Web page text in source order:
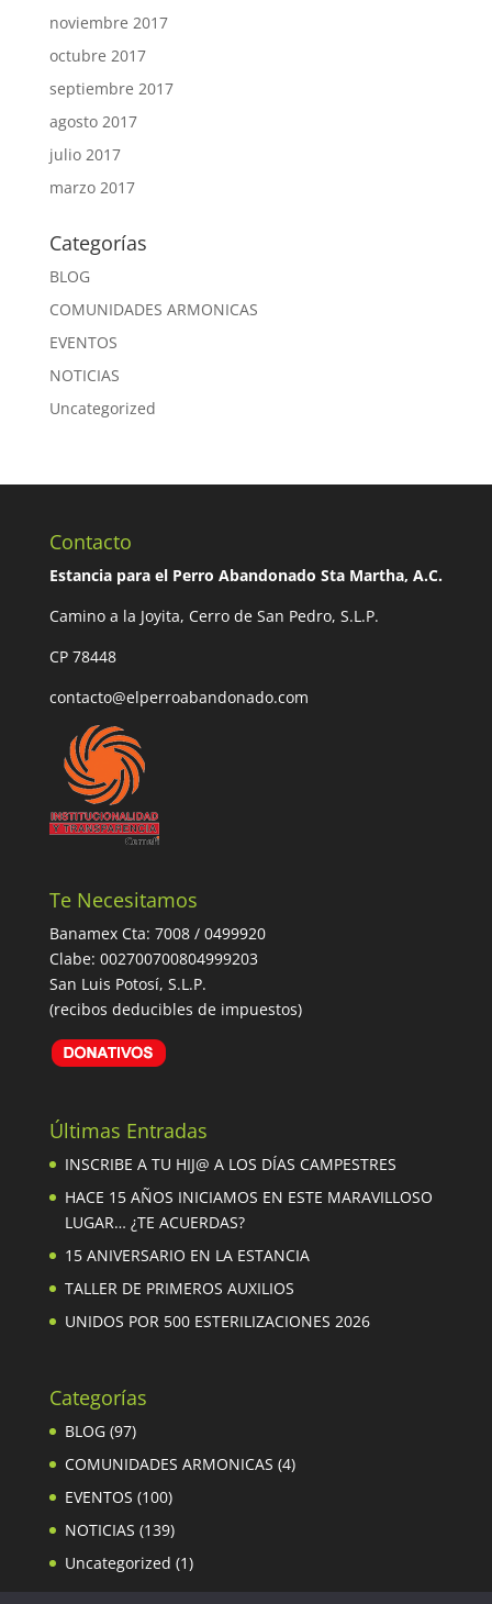
noviembre 2017
octubre 2017
septiembre 2017
agosto 2017
julio 2017
marzo 2017
Categorías
BLOG
COMUNIDADES ARMONICAS
EVENTOS
NOTICIAS
Uncategorized
Contacto
Estancia para el Perro Abandonado Sta Martha, A.C.
Camino a la Joyita, Cerro de San Pedro, S.L.P.
CP 78448
contacto@elperroabandonado.com
Te Necesitamos
Banamex Cta: 7008 / 0499920
Clabe: 002700700804999203
San Luis Potosí, S.L.P.
(recibos deducibles de impuestos)
Últimas Entradas
INSCRIBE A TU HIJ@ A LOS DÍAS CAMPESTRES
HACE 15 AÑOS INICIAMOS EN ESTE MARAVILLOSO
LUGAR… ¿TE ACUERDAS?
15 ANIVERSARIO EN LA ESTANCIA
TALLER DE PRIMEROS AUXILIOS
UNIDOS POR 500 ESTERILIZACIONES 2026
Categorías
BLOG(97)
COMUNIDADES ARMONICAS (4)
EVENTOS (100)
NOTICIAS (139)
Uncategorized (1)